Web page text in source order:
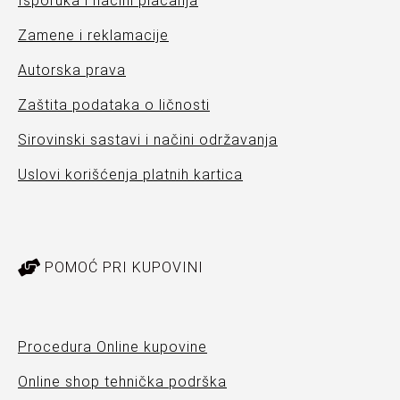
Zamene i reklamacije
Autorska prava
Zaštita podataka o ličnosti
Sirovinski sastavi i načini održavanja
Uslovi korišćenja platnih kartica
POMOĆ PRI KUPOVINI
Procedura Online kupovine
Online shop tehnička podrška